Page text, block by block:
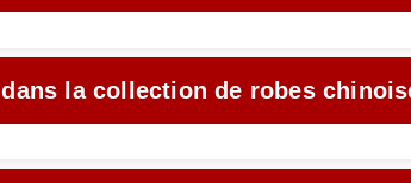
la collection de robes